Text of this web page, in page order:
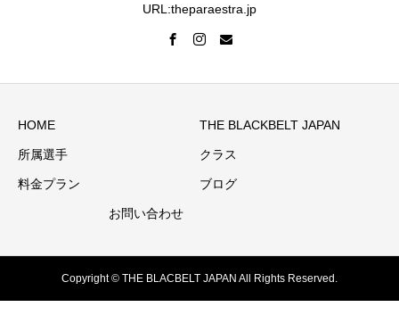
URL:theparaestra.jp
HOME THE BLACKBELT JAPAN
所属選手 クラス
料金プラン ブログ
お問い合わせ
Copyright © THE BLACBELT JAPAN All Rights Reserved.